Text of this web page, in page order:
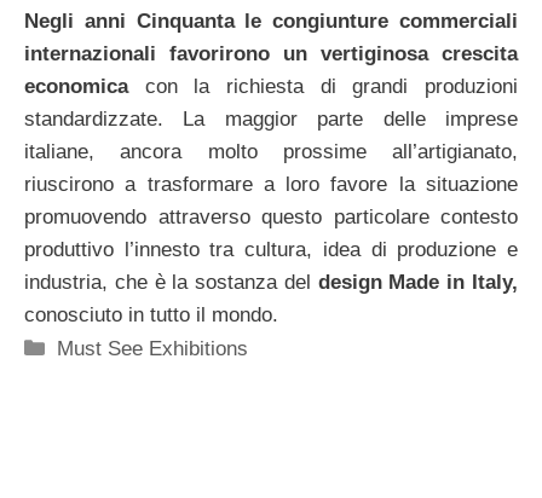
Negli anni Cinquanta le congiunture commerciali
internazionali favorirono un vertiginosa crescita
economicacon la richiesta di grandi produzioni
standardizzate. La maggior parte delle imprese
italiane, ancora molto prossime all’artigianato,
riuscirono a trasformare a loro favore la situazione
promuovendo attraverso questo particolare contesto
produttivo l’innesto tra cultura, idea di produzione e
industria, che è la sostanza del design Made in Italy,
conosciuto in tutto il mondo.
Categorie
Must See Exhibitions